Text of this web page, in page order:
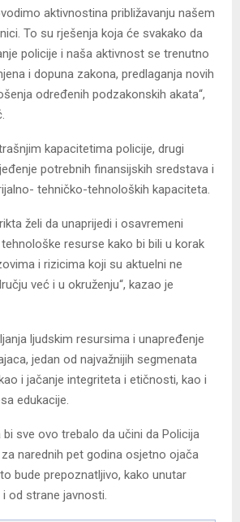
aktivnostina približavanju našem
To su rješenja koja će svakako da
policije i naša aktivnost se trenutno
i dopuna zakona, predlaganja novih
određenih podzakonskih akata“,
kapacitetima policije, drugi
potrebnih finansijskih sredstava i
tehničko-tehnoloških kapaciteta.
želi da unaprijedi i osavremeni
resurse kako bi bili u korak
i rizicima koji su aktuelni ne
već i u okruženju“, kazao je
ljudskim resursima i unapređenje
jedan od najvažnijih segmenata
i jačanje integriteta i etičnosti, kao i
edukacije.
sve ovo trebalo da učini da Policija
narednih pet godina osjetno ojača
bude prepoznatljivo, kako unutar
od strane javnosti.